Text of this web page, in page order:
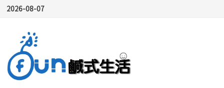
Skip
content
2026-08-07